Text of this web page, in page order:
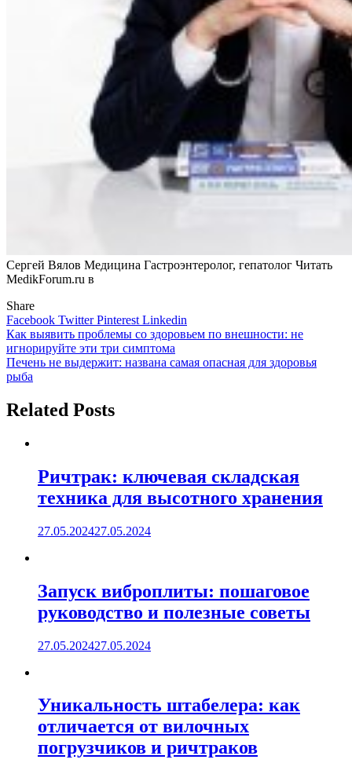
Сергей Вялов Медицина Гастроэнтеролог, гепатолог Читать
MedikForum.ru в
Share
Facebook TwitterPinterest Linkedin
Навигация
по
записям
Как выявить проблемы со здоровьем по внешности: не
игнорируйте эти три симптома
Печень не выдержит: названа самая опасная для здоровья
рыба
Related Posts
Ричтрак: ключевая складская
техника для высотного хранения
27.05.202427.05.2024
Запуск виброплиты: пошаговое
руководство и полезные советы
27.05.202427.05.2024
Уникальность штабелера: как
отличается от вилочных
погрузчиков и ричтраков